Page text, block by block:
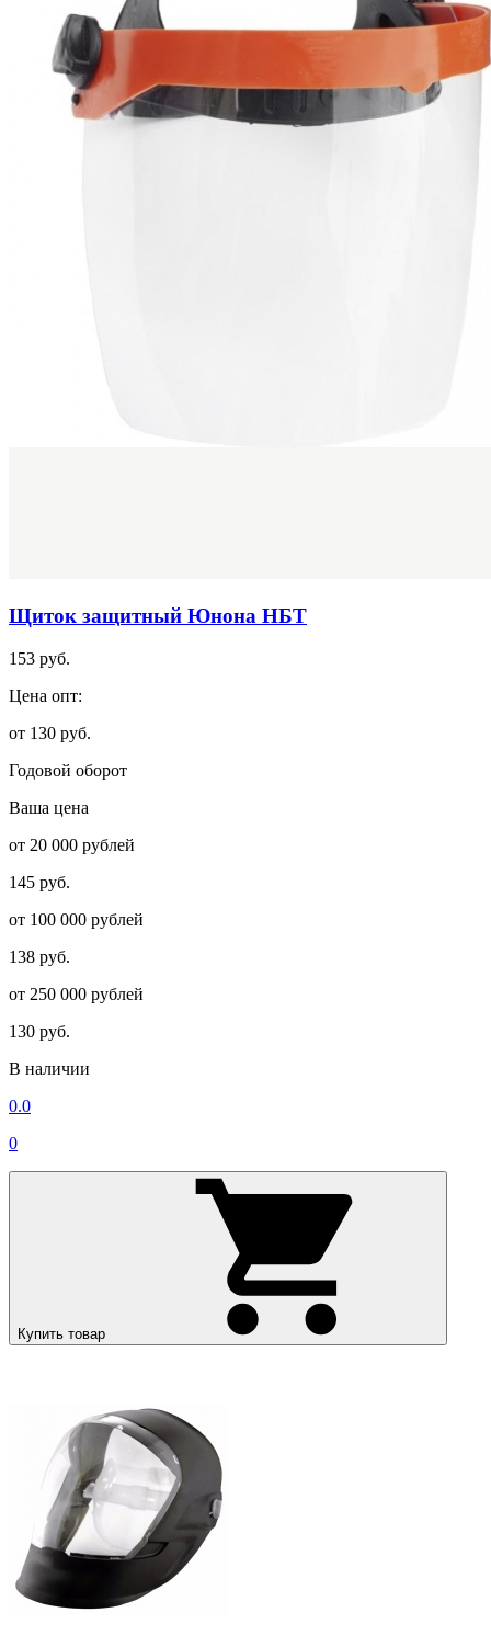
Щиток защитный Юнона НБТ
153 руб.
Цена опт:
от 130 руб.
Годовой оборот
Ваша цена
от 20 000 рублей
145 руб.
от 100 000 рублей
138 руб.
от 250 000 рублей
130 руб.
В наличии
0.0
0
Купить товар